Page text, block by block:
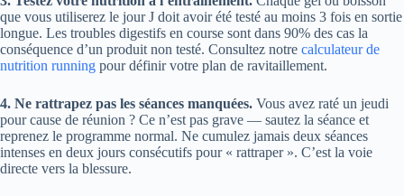
que vous utiliserez le jour J doit avoir été testé au moins 3 fois en sortie
longue. Les troubles digestifs en course sont dans 90% des cas la
conséquence d’un produit non testé. Consultez notre calculateur de
nutrition running pour définir votre plan de ravitaillement.
4. Ne rattrapez pas les séances manquées. Vous avez raté un jeudi
pour cause de réunion ? Ce n’est pas grave — sautez la séance et
reprenez le programme normal. Ne cumulez jamais deux séances
intenses en deux jours consécutifs pour « rattraper ». C’est la voie
directe vers la blessure.